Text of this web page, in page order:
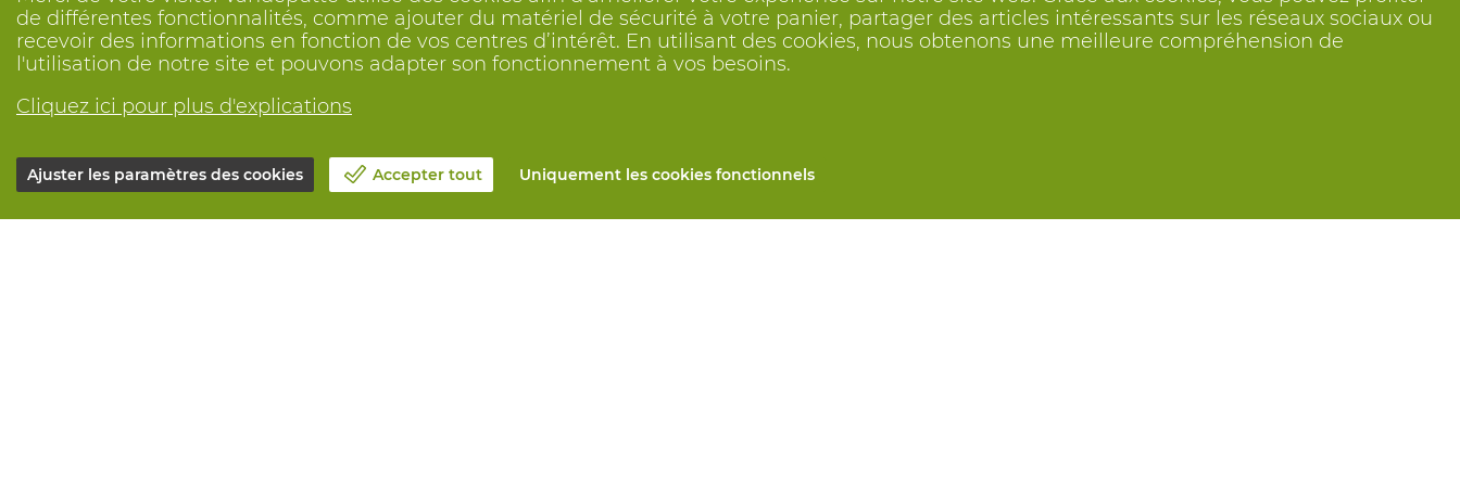
de différentes fonctionnalités, comme ajouter du matériel de sécurité à votre panier, partager des articles intéressants sur les réseaux sociaux ou
recevoir des informations en fonction de vos centres d’intérêt. En utilisant des cookies, nous obtenons une meilleure compréhension de
l'utilisation de notre site et pouvons adapter son fonctionnement à vos besoins.
Cliquez ici pour plus d'explications
Ajuster les paramètres des cookies Accepter tout Uniquement les cookies fonctionnels